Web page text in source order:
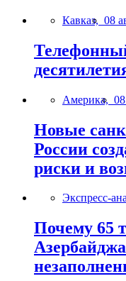
Кавказ, 08
Америка,
Новые
России
риски и
Экспресс-
Почему 65